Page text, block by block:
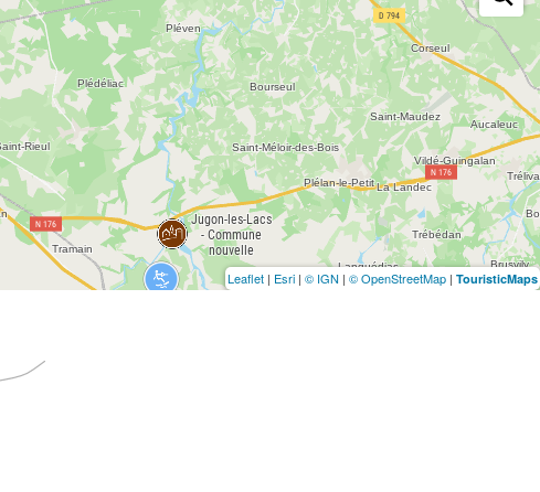
Leaflet | Esri | © IGN | © OpenStreetMap | TouristicMaps